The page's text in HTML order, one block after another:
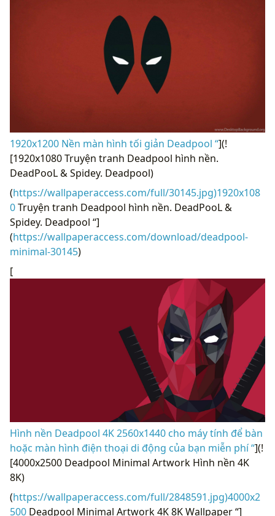
1920x1200 Nền màn hình tối giản Deadpool “](!
[1920x1080 Truyện tranh Deadpool hình nền.
DeadPooL & Spidey. Deadpool)
(https://wallpaperaccess.com/full/30145.jpg)1920x108
0Truyện tranh Deadpool hình nền. DeadPooL &
Spidey. Deadpool “]
(https://wallpaperaccess.com/download/deadpool-
minimal-30145)
[
Hình nền Deadpool 4K 2560x1440 cho máy tính để bàn
hoặc màn hình điện thoại di động của bạn miễn phí “](!
[4000x2500 Deadpool Minimal Artwork Hình nền 4K
8K)
(https://wallpaperaccess.com/full/2848591.jpg)4000x2
500 Deadpool Minimal Artwork 4K 8K Wallpaper “]